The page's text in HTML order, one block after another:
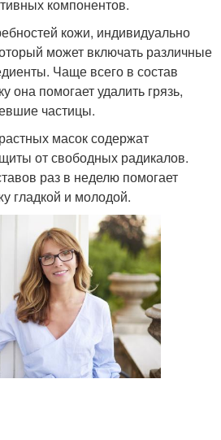
компонентов.
кожи, индивидуально
может включать различные
Чаще всего в состав
она помогает удалить грязь,
частицы.
масок содержат
от свободных радикалов.
раз в неделю помогает
гладкой и молодой.